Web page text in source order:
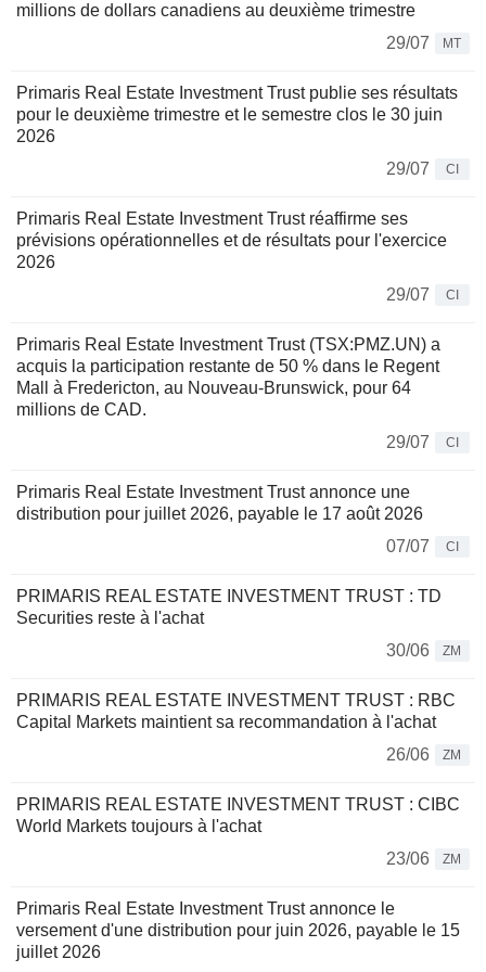
millions de dollars canadiens au deuxième trimestre
29/07
MT
Primaris Real Estate Investment Trust publie ses résultats
pour le deuxième trimestre et le semestre clos le 30 juin
2026
29/07
CI
Primaris Real Estate Investment Trust réaffirme ses
prévisions opérationnelles et de résultats pour l'exercice
2026
29/07
CI
Primaris Real Estate Investment Trust (TSX:PMZ.UN) a
acquis la participation restante de 50 % dans le Regent
Mall à Fredericton, au Nouveau-Brunswick, pour 64
millions de CAD.
29/07
CI
Primaris Real Estate Investment Trust annonce une
distribution pour juillet 2026, payable le 17 août 2026
07/07
CI
PRIMARIS REAL ESTATE INVESTMENT TRUST : TD
Securities reste à l'achat
30/06
ZM
PRIMARIS REAL ESTATE INVESTMENT TRUST : RBC
Capital Markets maintient sa recommandation à l'achat
26/06
ZM
PRIMARIS REAL ESTATE INVESTMENT TRUST : CIBC
World Markets toujours à l'achat
23/06
ZM
Primaris Real Estate Investment Trust annonce le
versement d'une distribution pour juin 2026, payable le 15
juillet 2026